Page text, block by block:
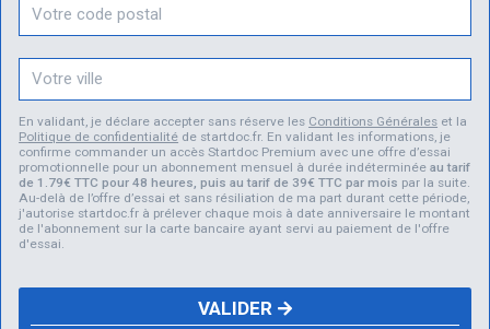
En validant, je déclare accepter sans réserve les Conditions Générales et la
Politique de confidentialité de startdoc.fr. En validant les informations, je
confirme commander un accès Startdoc Premium avec une offre d’essai
promotionnelle pour un abonnement mensuel à durée indéterminéeau tarif
de 1.79€ TTC pour 48 heures, puis au tarif de 39€ TTC par mois par la suite.
Au-delà de l’offre d’essai et sans résiliation de ma part durant cette période,
j'autorise startdoc.fr à prélever chaque mois à date anniversaire le montant
de l'abonnement sur la carte bancaire ayant servi au paiement de l'offre
d'essai.
VALIDER